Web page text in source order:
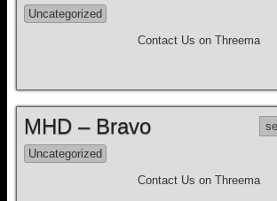
Uncategorized
Contact Us on Threema
MHD – Bravo
Uncategorized
Contact Us on Threema